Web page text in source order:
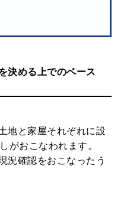
地と家屋それぞれに設
がおこなわれます。